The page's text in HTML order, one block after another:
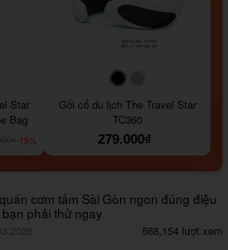
Star
Bag
-15%
#000000
Gối cổ du lịch The Travel Star
TC360
279.000₫
cơm tấm Sài Gòn ngon đúng điệu
phải thử ngay
568,154 lượt xem